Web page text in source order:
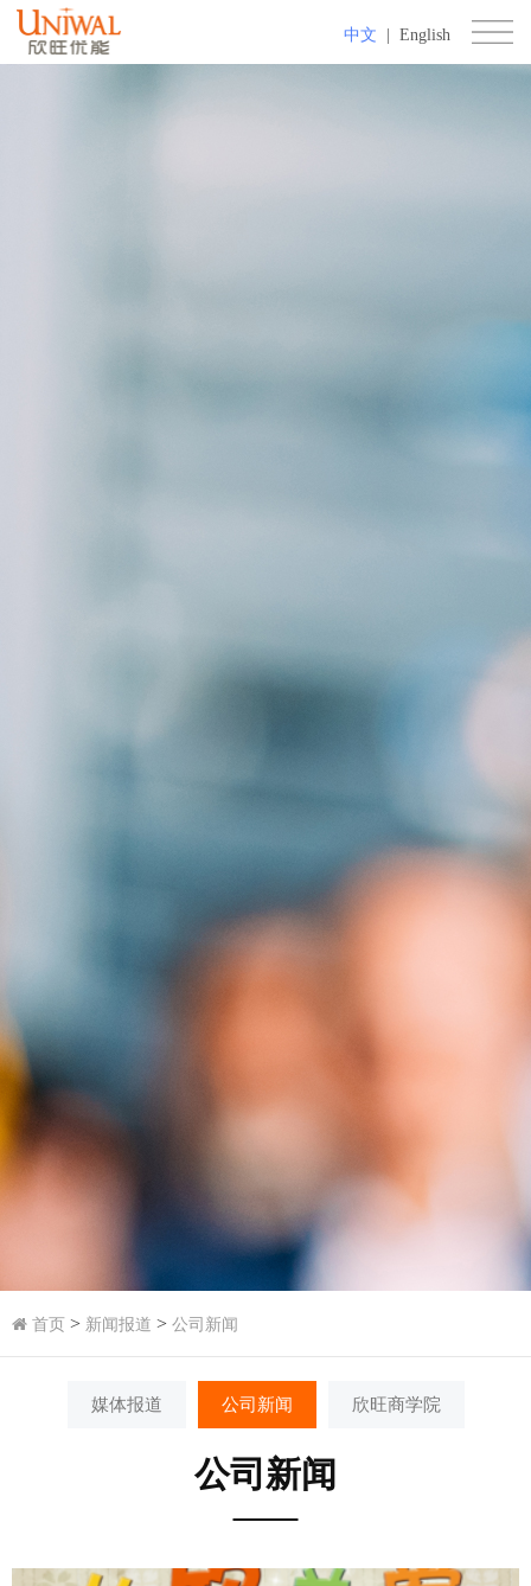
中文 English
首页 > 新闻报道 > 公司新闻
媒体报道 公司新闻 欣旺商学院
公司新闻